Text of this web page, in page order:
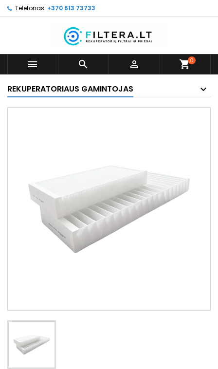
Telefonas: +370 613 73733
   shopping_cart0
REKUPERATORIAUS GAMINTOJAS